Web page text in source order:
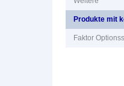
Produkte mit
Faktor